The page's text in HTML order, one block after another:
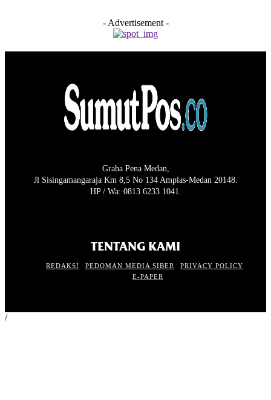
- Advertisement -
Graha Pena Medan,
Jl Sisingamangaraja Km 8,5 No 134 Amplas-Medan 20148.
HP / Wa: 0813 6233 1041.
TENTANG KAMI
REDAKSI PEDOMAN MEDIA SIBER
PRIVACY POLICY
E-PAPER
/